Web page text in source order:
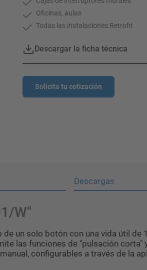
Oficinas, aulas
Todas las instalaciones Retrofit
Descargar la ficha técnica
Solicita tu cotización
Descargas
W"
un solo botón con una vida útil de
las funciones de "pulsación corta"
configurables a través de la